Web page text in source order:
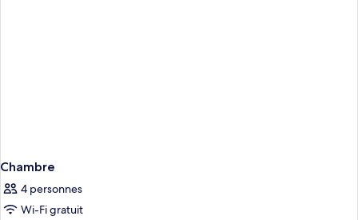
Chambre
4 personnes
Wi-Fi gratuit